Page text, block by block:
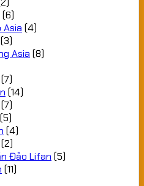
(6)
Asia (4)
(3)
Asia (8)
(7)
(14)
(7)
(5)
(4)
(2)
Đảo Lifan (5)
(11)